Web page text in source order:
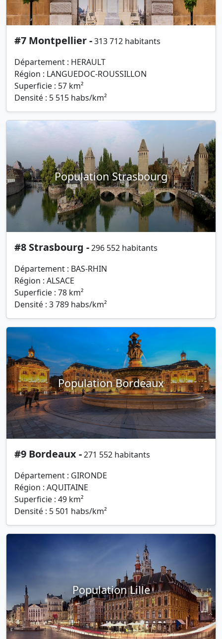
#7 Montpellier -313 712 habitants
Département : HERAULT
Région : LANGUEDOC-ROUSSILLON
Superficie : 57 km²
Densité : 5 515 habs/km²
Population Strasbourg
#8 Strasbourg -296 552 habitants
Département : BAS-RHIN
Région : ALSACE
Superficie : 78 km²
Densité : 3 789 habs/km²
Population Bordeaux
#9 Bordeaux -271 552 habitants
Département : GIRONDE
Région : AQUITAINE
Superficie : 49 km²
Densité : 5 501 habs/km²
Population Lille